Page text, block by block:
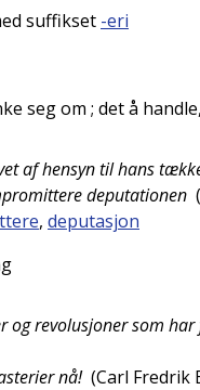
suffikset -eri
seg om ; det å
af hensyn til hans
deputationen (
, deputasjon
og revolusjoner som
nå! (Carl Fredrik